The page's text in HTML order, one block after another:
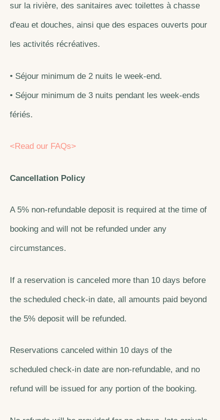
sur la rivière, des sanitaires avec toilettes à chasse
d'eau et douches, ainsi que des espaces ouverts pour
les activités récréatives.
• Séjour minimum de 2 nuits le week-end.
• Séjour minimum de 3 nuits pendant les week-ends
fériés.
<Read our FAQs>
Cancellation Policy
A 5% non-refundable deposit is required at the time of
booking and will not be refunded under any
circumstances.
If a reservation is canceled more than 10 days before
the scheduled check-in date, all amounts paid beyond
the 5% deposit will be refunded.
Reservations canceled within 10 days of the
scheduled check-in date are non-refundable, and no
refund will be issued for any portion of the booking.